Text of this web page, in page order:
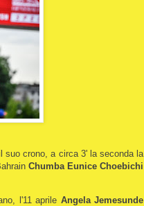
suo crono, a circa 3' la seconda la
Chumba Eunice Choebichi
l'11 aprile Angela Jemesunde